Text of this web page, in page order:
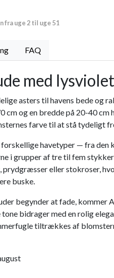
fra uge 2 til uge 51
FAQ
med
asters til havens bede og
og en bredde på 20-40
farve til at stå tydeligt
havetyper — fra den
i grupper af tre til fem
eller stokroser,
buske.
begynder at fade,
bidrager med en rolig
tiltrækkes af